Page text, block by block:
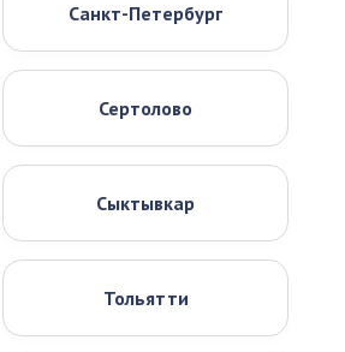
Санкт-Петербург
Сертолово
Сыктывкар
Тольятти